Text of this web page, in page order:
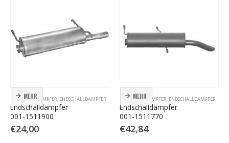
MEHR
ENDSCHALLDÄMPFER, ENDSCHALLDÄMPFER
Endschalldämpfer
001-1511900
€24,00
MEHR
ENDSCHALLDÄMPFER, ENDSCHALLDÄMPFER
Endschalldämpfer
001-1511770
€42,84